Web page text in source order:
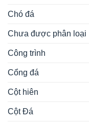
Chó đá
Chưa được phân loại
Công trình
Cổng đá
Cột hiên
Cột Đá